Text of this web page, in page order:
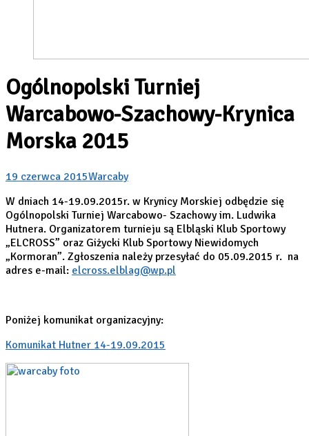
Ogólnopolski Turniej
Warcabowo-Szachowy-Krynica
Morska 2015
19 czerwca 2015Warcaby
W dniach 14-19.09.2015r. w Krynicy Morskiej odbędzie się
Ogólnopolski Turniej Warcabowo- Szachowy im. Ludwika
Hutnera. Organizatorem turnieju są Elbląski Klub Sportowy
„ELCROSS” oraz Giżycki Klub Sportowy Niewidomych
„Kormoran”. Zgłoszenia należy przesyłać do 05.09.2015 r. na
adres e-mail: elcross.elblag@wp.pl
Poniżej komunikat organizacyjny:
Komunikat Hutner 14-19.09.2015